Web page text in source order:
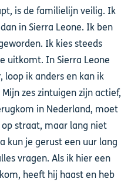
is de familielijn veilig. Ik
in Sierra Leone. Ik ben
Ik kies steeds
uitkomt. In Sierra Leone
loop ik anders en kan ik
zes zintuigen zijn actief,
in Nederland, moet
straat, maar lang niet
kun je gerust een uur lang
vragen. Als ik hier een
heeft hij haast en heb